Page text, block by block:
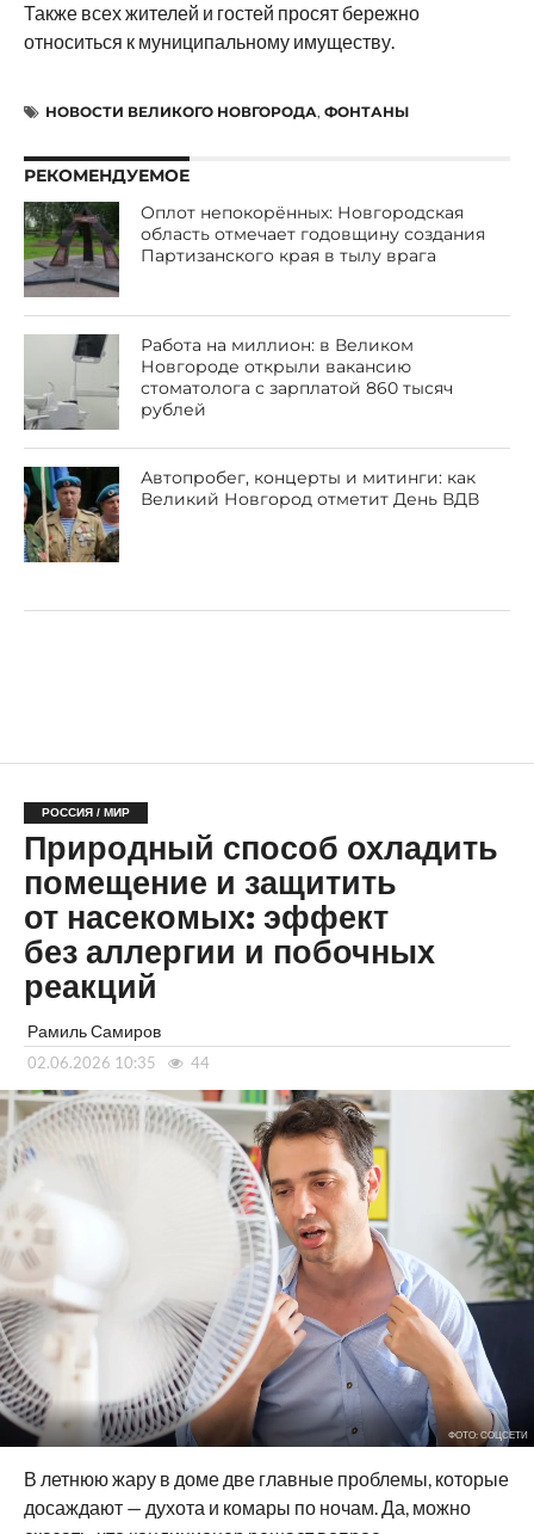
Также всех жителей и гостей просят бережно
относиться к муниципальному имуществу.
НОВОСТИ ВЕЛИКОГО НОВГОРОДА, ФОНТАНЫ
РЕКОМЕНДУЕМОЕ
Оплот непокорённых: Новгородская
область отмечает годовщину создания
Партизанского края в тылу врага
Работа на миллион: в Великом
Новгороде открыли вакансию
стоматолога с зарплатой 860 тысяч
рублей
Автопробег, концерты и митинги: как
Великий Новгород отметит День ВДВ
РОССИЯ / МИР
Природный способ охладить
помещение и защитить
от насекомых: эффект
без аллергии и побочных
реакций
Рамиль Самиров
02.06.2026 10:35 44
ФОТО: СОЦСЕТИ
В летнюю жару в доме две главные проблемы, которые
досаждают — духота и комары по ночам. Да, можно